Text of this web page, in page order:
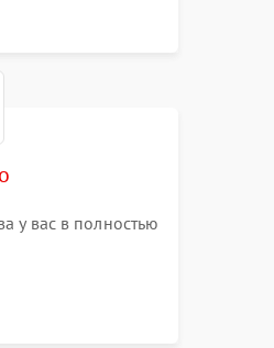
у вас в полностью